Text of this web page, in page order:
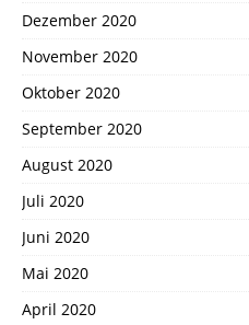
Dezember 2020
November 2020
Oktober 2020
September 2020
August 2020
Juli 2020
Juni 2020
Mai 2020
April 2020